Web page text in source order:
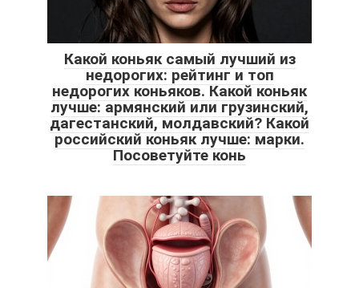
Какой коньяк самый лучший из
недорогих: рейтинг и топ
недорогих коньяков. Какой коньяк
лучше: армянский или грузинский,
дагестанский, молдавский? Какой
российский коньяк лучше: марки.
Посоветуйте конь